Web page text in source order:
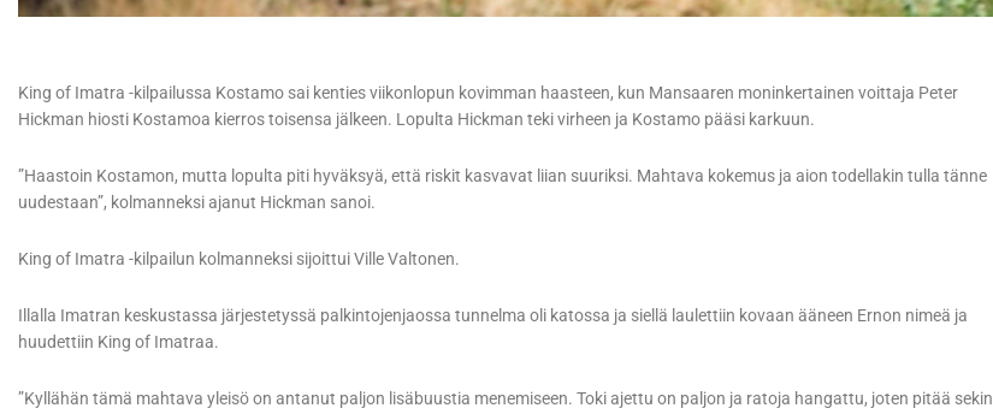
King of Imatra -kilpailussa Kostamo sai kenties viikonlopun kovimman haasteen, kun Mansaaren moninkertainen voittaja Peter
Hickman hiosti Kostamoa kierros toisensa jälkeen. Lopulta Hickman teki virheen ja Kostamo pääsi karkuun.
”Haastoin Kostamon, mutta lopulta piti hyväksyä, että riskit kasvavat liian suuriksi. Mahtava kokemus ja aion todellakin tulla tänne
uudestaan”, kolmanneksi ajanut Hickman sanoi.
King of Imatra -kilpailun kolmanneksi sijoittui Ville Valtonen.
Illalla Imatran keskustassa järjestetyssä palkintojenjaossa tunnelma oli katossa ja siellä laulettiin kovaan ääneen Ernon nimeä ja
huudettiin King of Imatraa.
”Kyllähän tämä mahtava yleisö on antanut paljon lisäbuustia menemiseen. Toki ajettu on paljon ja ratoja hangattu, joten pitää sekin